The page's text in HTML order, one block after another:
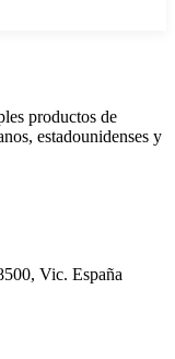
productos de
estadounidenses y
Vic. España